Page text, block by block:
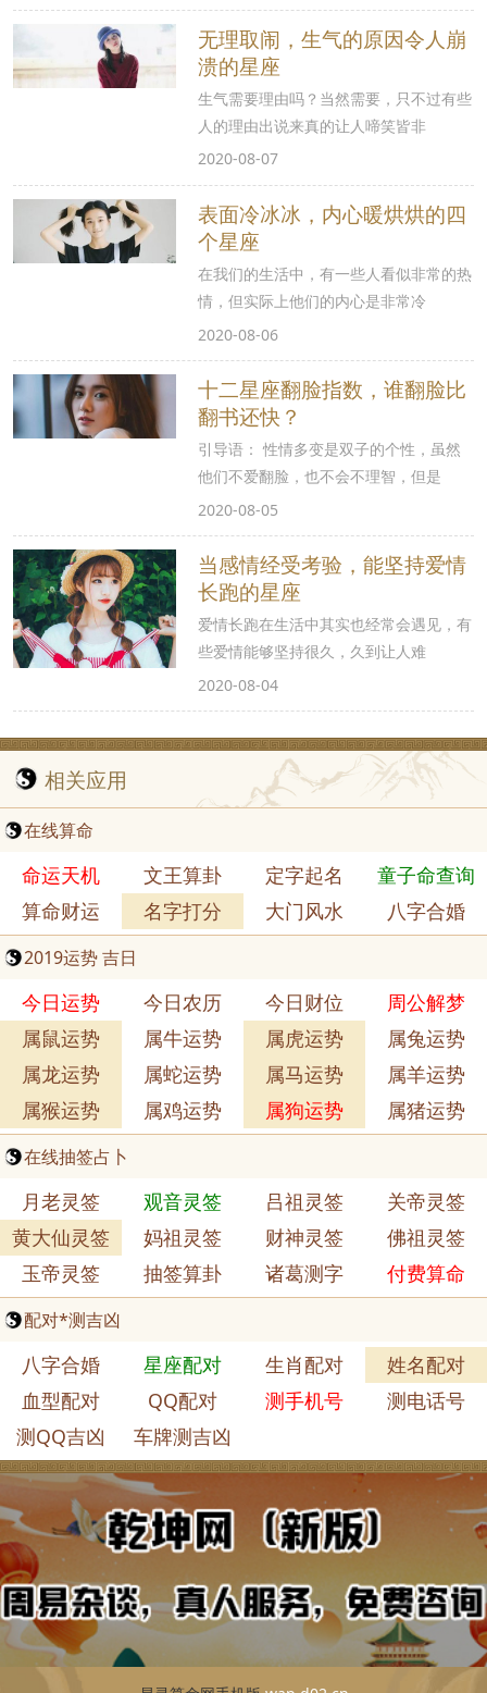
无理取闹，生气的原因令人崩
溃的星座
生气需要理由吗？当然需要，只不过有些
人的理由出说来真的让人啼笑皆非
2020-08-07
表面冷冰冰，内心暖烘烘的四
个星座
在我们的生活中，有一些人看似非常的热
情，但实际上他们的内心是非常冷
2020-08-06
十二星座翻脸指数，谁翻脸比
翻书还快？
引导语： 性情多变是双子的个性，虽然
他们不爱翻脸，也不会不理智，但是
2020-08-05
当感情经受考验，能坚持爱情
长跑的星座
爱情长跑在生活中其实也经常会遇见，有
些爱情能够坚持很久，久到让人难
2020-08-04
相关应用
在线算命
命运天机 文王算卦 定字起名
童子命查询
算命财运
名字打分 大门风水 八字合婚
2019运势 吉日
今日运势 今日农历 今日财位
周公解梦
属鼠运势
属牛运势 属虎运势
属兔运势
属龙运势
属蛇运势 属马运势
属羊运势
属猴运势
属鸡运势 属狗运势 属猪运势
在线抽签占卜
月老灵签 观音灵签 吕祖灵签
关帝灵签
黄大仙灵签
妈祖灵签 财神灵签
佛祖灵签
玉帝灵签
抽签算卦 诸葛测字 付费算命
配对*测吉凶
八字合婚 星座配对 生肖配对
姓名配对
血型配对
QQ配对 测手机号
测电话号
测QQ吉凶
车牌测吉凶